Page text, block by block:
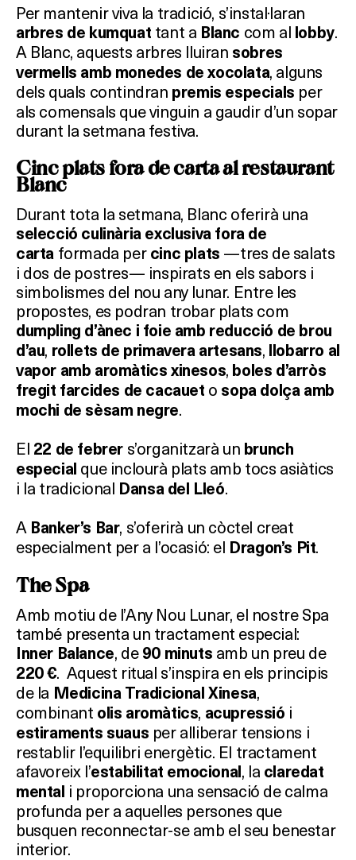
Per mantenir viva la tradició, s’instal·laran
arbres de kumquat tant a Blanc com al lobby.
A Blanc, aquests arbres lluiran sobres
vermells amb monedes de xocolata, alguns
dels quals contindran premis especials per
als comensals que vinguin a gaudir d’un sopar
durant la setmana festiva.
Cinc plats fora de carta al restaurant
Blanc
Durant tota la setmana, Blanc oferirà una
selecció culinària exclusiva fora de
carta formada per cinc plats —tres de salats
i dos de postres— inspirats en els sabors i
simbolismes del nou any lunar. Entre les
propostes, es podran trobar plats com
dumpling d’ànec i foie amb reducció de brou
d’au, rollets de primavera artesans, llobarro al
vapor amb aromàtics xinesos, boles d’arròs
fregit farcides de cacauet o sopa dolça amb
mochi de sèsam negre.
El 22 de febrer s’organitzarà un brunch
especial que inclourà plats amb tocs asiàtics
i la tradicional Dansa del Lleó.
A Banker’s Bar, s’oferirà un còctel creat
especialment per a l’ocasió: el Dragon’s Pit.
The Spa
Amb motiu de l’Any Nou Lunar, el nostre Spa
també presenta un tractament especial:
Inner Balance, de 90 minuts amb un preu de
220 €. Aquest ritual s’inspira en els principis
de la Medicina Tradicional Xinesa,
combinant olis aromàtics, acupressió i
estiraments suaus per alliberar tensions i
restablir l’equilibri energètic. El tractament
afavoreix l’estabilitat emocional, la claredat
mental i proporciona una sensació de calma
profunda per a aquelles persones que
busquen reconnectar-se amb el seu benestar
interior.